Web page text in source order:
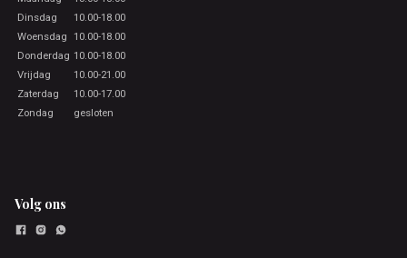
Dinsdag
10.00-18.00
Woensdag 10.00-18.00
Donderdag 10.00-18.00
Vrijdag
10.00-21.00
Zaterdag
10.00-17.00
Zondag
gesloten
Volg ons